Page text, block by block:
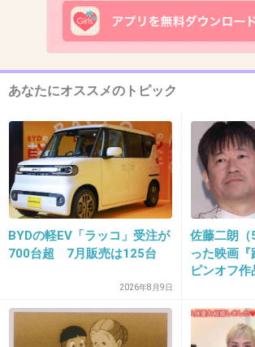
グループ名が思い出せないけど、
まいっか～ とか、だよね～ とか
て歌ってました
13. 匿名 2012/12/22(土) 08:14:27
小松未歩の曲！
+31
14. 匿名2012/12/22(土) 08:15:05
あなたにオススメのトピック
BYDの軽EV「ラッコ」受注が
700台超 7月販売は125台
2026年8月9日
佐藤二朗（
った映画
ピンオフ